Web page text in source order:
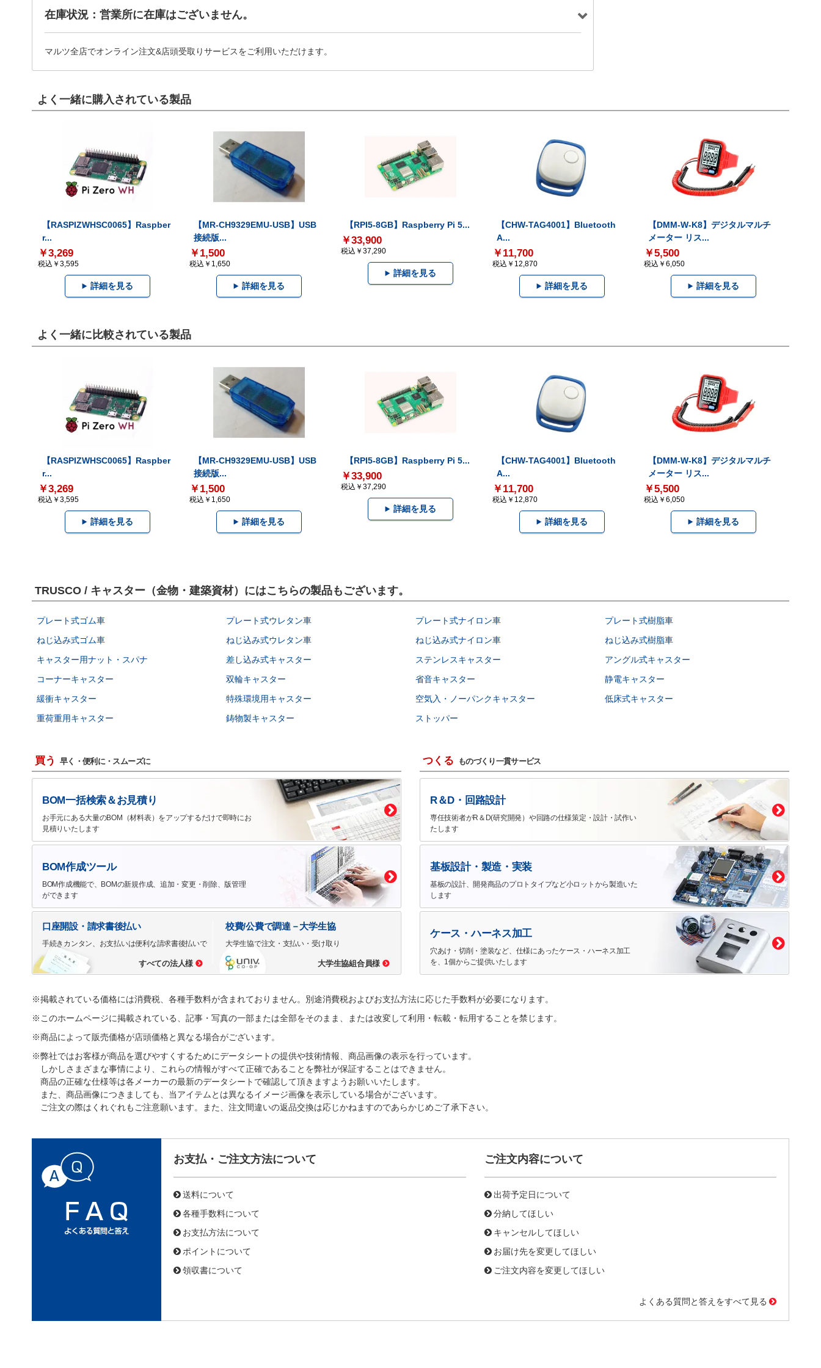
在庫状況：営業所に在庫はございません。
マルツ全店でオンライン注文&店頭受取りサービスをご利用いただけます。
よく一緒に購入されている製品
【RASPIZWHSC0065】Raspber
r...
￥3,269
税込￥3,595
詳細を見る
【MR-CH9329EMU-USB】USB
接続版...
￥1,500
税込￥1,650
詳細を見る
【RPI5-8GB】Raspberry Pi 5...
￥33,900
税込￥37,290
詳細を見る
【CHW-TAG4001】Bluetooth
A...
￥11,700
税込￥12,870
詳細を見る
【DMM-W-K8】デジタルマルチ
メーター リス...
￥5,500
税込￥6,050
詳細を見る
よく一緒に比較されている製品
【RASPIZWHSC0065】Raspber
r...
￥3,269
税込￥3,595
詳細を見る
【MR-CH9329EMU-USB】USB
接続版...
￥1,500
税込￥1,650
詳細を見る
【RPI5-8GB】Raspberry Pi 5...
￥33,900
税込￥37,290
詳細を見る
【CHW-TAG4001】Bluetooth
A...
￥11,700
税込￥12,870
詳細を見る
【DMM-W-K8】デジタルマルチ
メーター リス...
￥5,500
税込￥6,050
詳細を見る
TRUSCO / キャスター（金物・建築資材）にはこちらの製品もございます。
プレート式ゴム車 プレート式ウレタン車 プレート式ナイロン車
プレート式樹脂車
ねじ込み式ゴム車
ねじ込み式ウレタン車 ねじ込み式ナイロン車
ねじ込み式樹脂車
キャスター用ナット・スパナ
差し込み式キャスター ステンレスキャスター
アングル式キャスター
コーナーキャスター
双輪キャスター 省音キャスター
静電キャスター
緩衝キャスター
特殊環境用キャスター 空気入・ノーパンクキャスター
低床式キャスター
重荷重用キャスター
鋳物製キャスター ストッパー
買う 早く・便利に・スムーズに
BOM一括検索＆お見積り
お手元にある大量のBOM（材料表）をアップするだけで即時にお
見積りいたします
BOM作成ツール
BOM作成機能で、BOMの新規作成、追加・変更・削除、版管理
ができます
口座開設・請求書後払い
手続きカンタン、お支払いは便利な請求書後払いで
すべての法人様
校費/公費で調達－大学生協
大学生協で注文・支払い・受け取り
大学生協組合員様
つくる ものづくり一貫サービス
R＆D・回路設計
専任技術者がR＆D(研究開発）や回路の仕様策定・設計・試作い
たします
基板設計・製造・実装
基板の設計、開発商品のプロトタイプなど小ロットから製造いた
します
ケース・ハーネス加工
穴あけ・切削・塗装など、仕様にあったケース・ハーネス加工
を、1個からご提供いたします
※掲載されている価格には消費税、各種手数料が含まれておりません。別途消費税およびお支払方法に応じた手数料が必要になります。
※このホームページに掲載されている、記事・写真の一部または全部をそのまま、または改変して利用・転載・転用することを禁じます。
※商品によって販売価格が店頭価格と異なる場合がございます。
※弊社ではお客様が商品を選びやすくするためにデータシートの提供や技術情報、商品画像の表示を行っています。
しかしさまざまな事情により、これらの情報がすべて正確であることを弊社が保証することはできません。
商品の正確な仕様等は各メーカーの最新のデータシートで確認して頂きますようお願いいたします。
また、商品画像につきましても、当アイテムとは異なるイメージ画像を表示している場合がございます。
ご注文の際はくれぐれもご注意願います。また、注文間違いの返品交換は応じかねますのであらかじめご了承下さい。
お支払・ご注文方法について
送料について
各種手数料について
お支払方法について
ポイントについて
領収書について
ご注文内容について
出荷予定日について
分納してほしい
キャンセルしてほしい
お届け先を変更してほしい
ご注文内容を変更してほしい
よくある質問と答えをすべて見る